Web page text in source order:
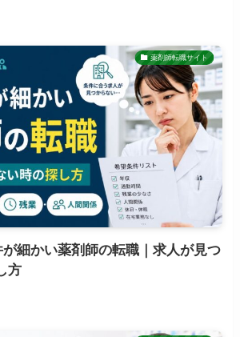
薬剤師転職サイト
細かい薬剤師の転職｜求人が見つ
方